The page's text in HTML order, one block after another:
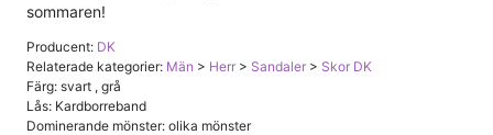
sommaren!
Producent: DK
Relaterade kategorier: Män > Herr > Sandaler > Skor DK
Färg: svart , grå
Lås: Kardborreband
Dominerande mönster: olika mönster